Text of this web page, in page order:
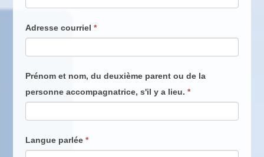
Adresse courriel *
Prénom et nom, du deuxième parent ou de la
personne accompagnatrice, s'il y a lieu. *
Langue parlée *